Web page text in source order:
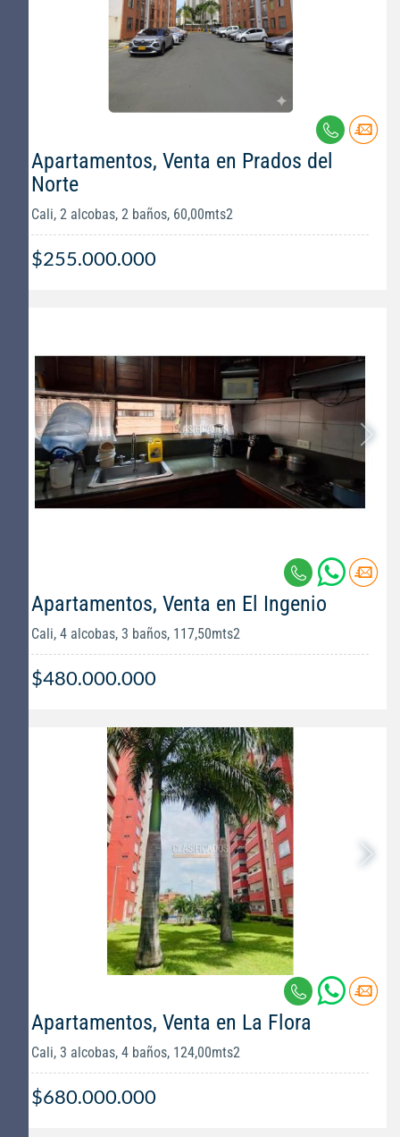
Apartamentos, Venta en Prados del
Norte
Cali, 2 alcobas, 2 baños, 60,00mts2
$255.000.000
Apartamentos, Venta en El Ingenio
Cali, 4 alcobas, 3 baños, 117,50mts2
$480.000.000
Apartamentos, Venta en La Flora
Cali, 3 alcobas, 4 baños, 124,00mts2
$680.000.000